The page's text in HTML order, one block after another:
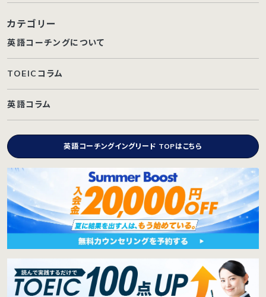
カテゴリー
英語コーチングについて
TOEICコラム
英語コラム
英語コーチングイングリード TOPはこちら